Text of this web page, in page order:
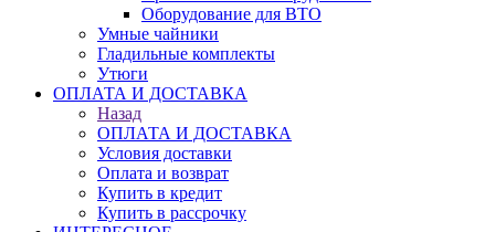
Оборудование для ВТО
Умные чайники
Гладильные комплекты
Утюги
ОПЛАТА И ДОСТАВКА
Назад
ОПЛАТА И ДОСТАВКА
Условия доставки
Оплата и возврат
Купить в кредит
Купить в рассрочку